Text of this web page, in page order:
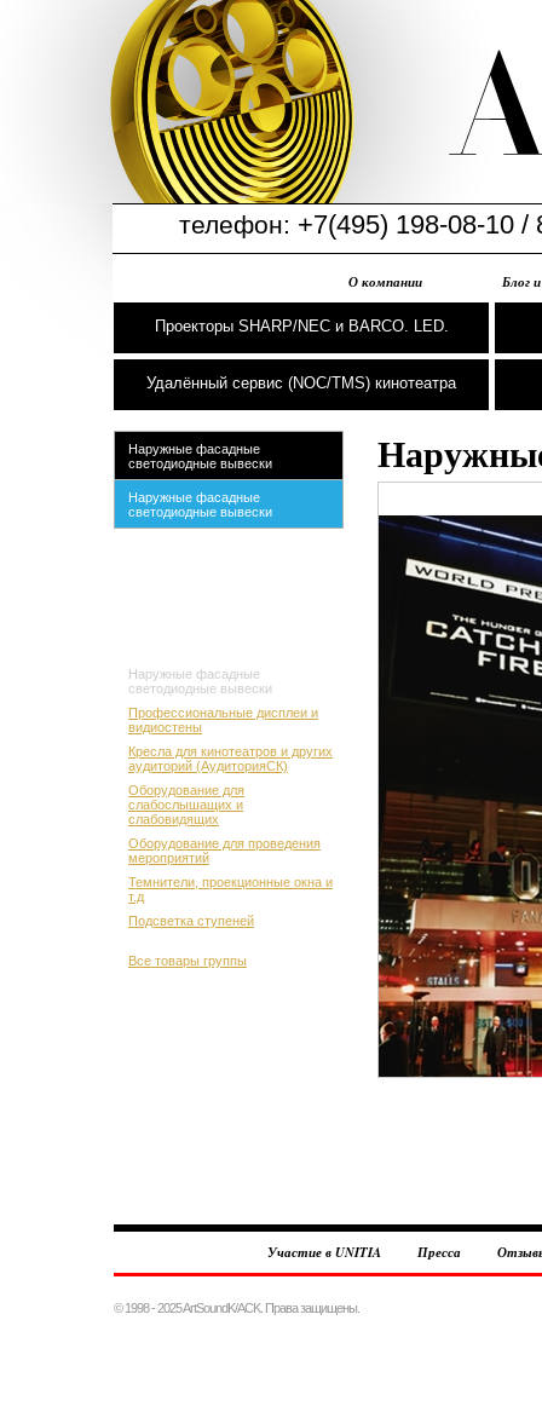
телефон: +7(495) 198-08-10 /
О компании Блог
Проекторы SHARP/NEC и BARCO. LED.
Удалённый сервис (NOC/TMS) кинотеатра
Наружные фасадные
светодиодные вывески
Наружные фасадные
светодиодные вывески
Наружные фасадные
светодиодные вывески
Профессиональные дисплеи и
видиостены
Кресла для кинотеатров и других
аудиторий (АудиторияСК)
Оборудование для
слабослышащих и
слабовидящих
Оборудование для проведения
мероприятий
Темнители, проекционные окна и
т.д
Подсветка ступеней
Все товары группы
Участие в UNITIA Пресса
© 1998 - 2025 ArtSoundK/ACK. Права защищены.